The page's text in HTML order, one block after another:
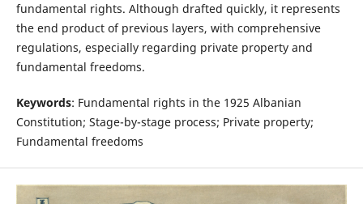
fundamental rights. Although drafted quickly, it represents
the end product of previous layers, with comprehensive
regulations, especially regarding private property and
fundamental freedoms.
Keywords: Fundamental rights in the 1925 Albanian
Constitution; Stage-by-stage process; Private property;
Fundamental freedoms